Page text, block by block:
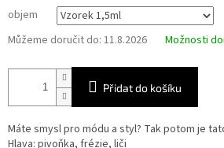
objem
Můžeme doručit do: 11.8.2026 Možnosti
Přidat do košíku
Máte smysl pro módu a styl? Tak potom je
Hlava: pivoňka, frézie, liči